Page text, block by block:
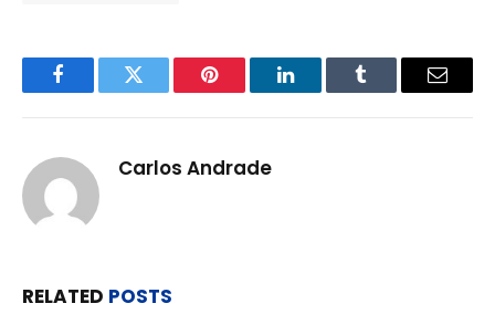
FacebookTwitter Pinterest LinkedInTumblr Email
Carlos Andrade
RELATED POSTS